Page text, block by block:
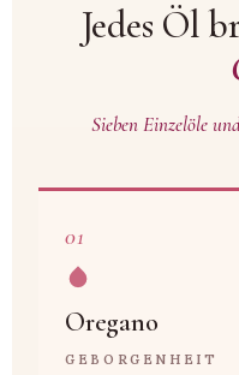
Jedes Öl
Sieben Einzelöle
01
Oregano
GEBORGENHEIT